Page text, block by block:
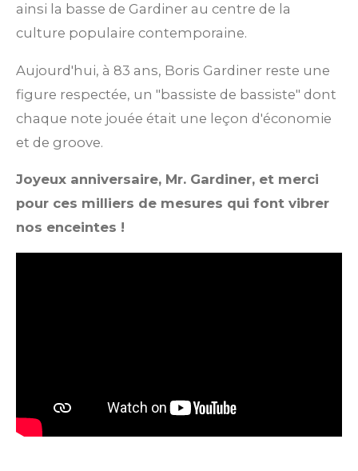
ainsi la basse de Gardiner au centre de la
culture populaire contemporaine.
Aujourd'hui, à 83 ans, Boris Gardiner reste une
figure respectée, un "bassiste de bassiste" dont
chaque note jouée était une leçon d'économie
et de groove.
Joyeux anniversaire, Mr. Gardiner, et merci
pour ces milliers de mesures qui font vibrer
nos enceintes !